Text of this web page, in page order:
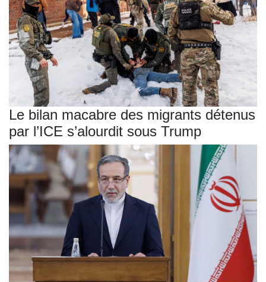
Le bilan macabre des migrants détenus
par l’ICE s’alourdit sous Trump